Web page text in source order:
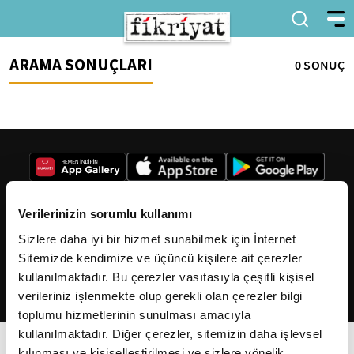
Verilerinizin sorumlu kullanımı
Sizlere daha iyi bir hizmet sunabilmek için İnternet
Sitemizde kendimize ve üçüncü kişilere ait çerezler
kullanılmaktadır. Bu çerezler vasıtasıyla çeşitli kişisel
verileriniz işlenmekte olup gerekli olan çerezler bilgi
toplumu hizmetlerinin sunulması amacıyla
kullanılmaktadır. Diğer çerezler, sitemizin daha işlevsel
ARAMA SONUÇLARI 0 SONUÇ
2026Fikriyat. Tüm hakları saklıdır.